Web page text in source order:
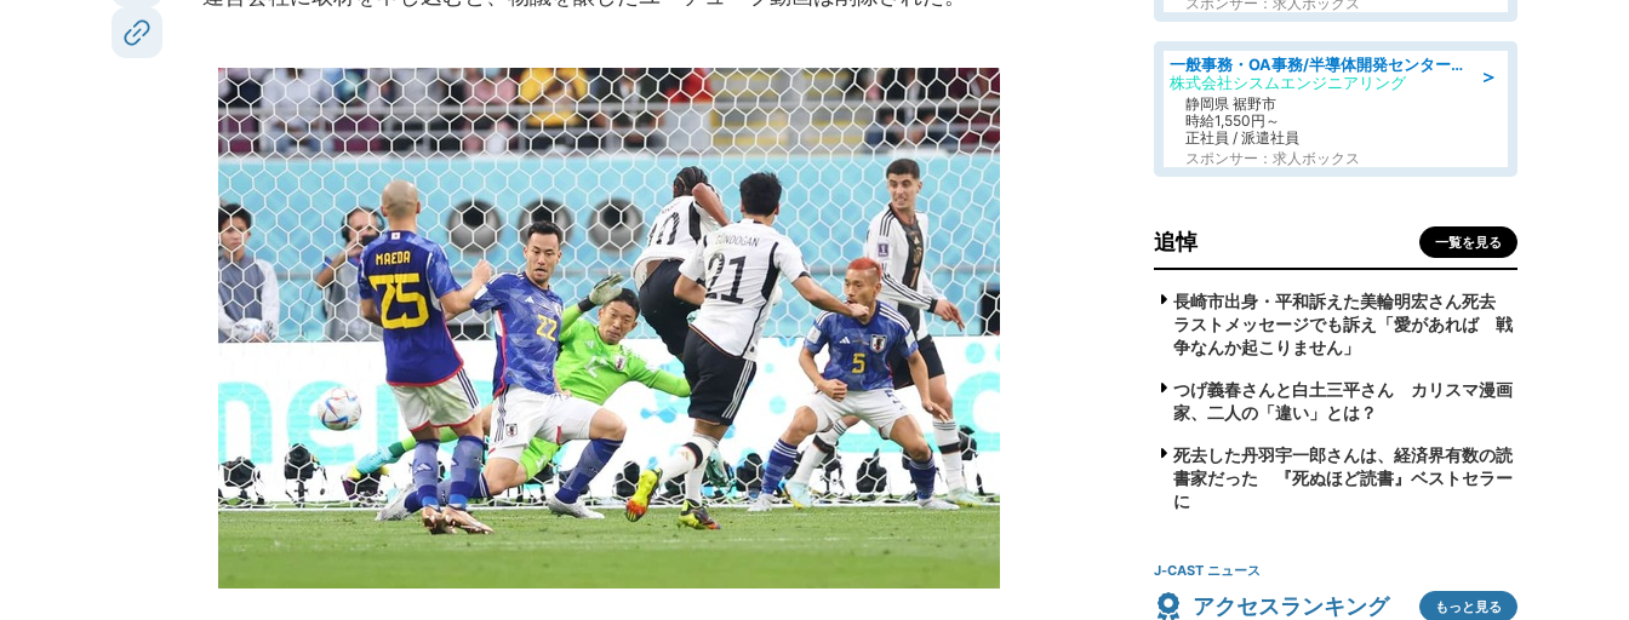
＞
一般事務・OA事務/半導体開発センター内で事務&軽作業スタッフ、募集
株式会社シスムエンジニアリング
静岡県 裾野市
時給1,550円～
正社員 / 派遣社員
スポンサー：求人ボックス
追悼 一覧を見る
長崎市出身・平和訴えた美輪明宏さん死去
ラストメッセージでも訴え「愛があれば 戦
争なんか起こりません」
つげ義春さんと白土三平さん カリスマ漫画
家、二人の「違い」とは？
死去した丹羽宇一郎さんは、経済界有数の読
書家だった 『死ぬほど読書』ベストセラー
に
J-CAST ニュース
アクセスランキング もっと見る